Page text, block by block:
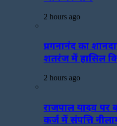
2 hours ago
प्रगनानंद का
शतरंज में हासिल
2 hours ago
राजपाल यादव पर
कर्ज में संपत्ति